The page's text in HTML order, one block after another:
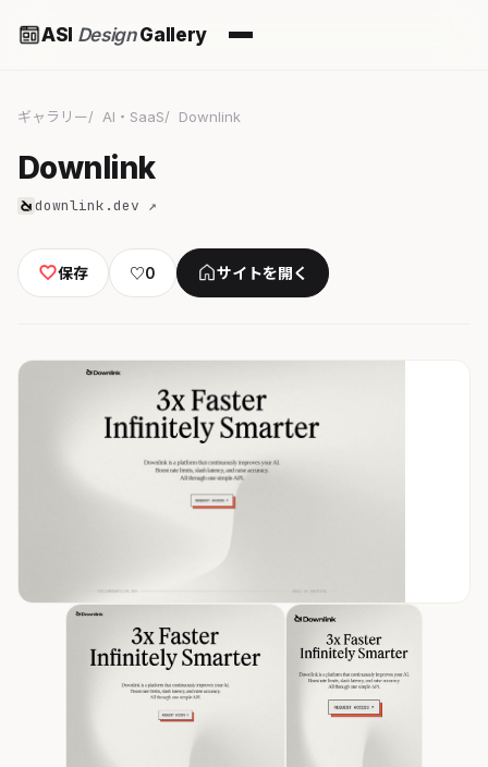
ASI DesignGallery
ギャラリー AI・SaaS Downlink
Downlink
downlink.dev ↗
保存 ♡0 サイトを開く